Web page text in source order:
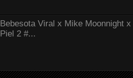
Bebesota Viral x Mike Moonnight
Piel 2 #...